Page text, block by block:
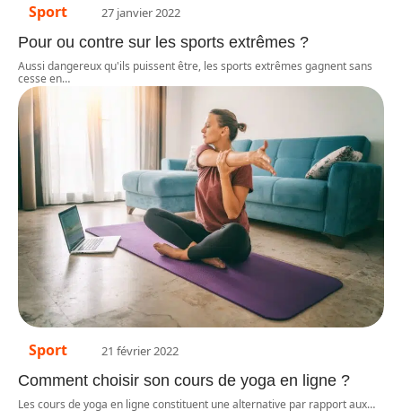
Sport 27 janvier 2022
Pour ou contre sur les sports extrêmes ?
Aussi dangereux qu'ils puissent être, les sports extrêmes gagnent sans
cesse en…
Sport 21 février 2022
Comment choisir son cours de yoga en ligne ?
Les cours de yoga en ligne constituent une alternative par rapport aux…